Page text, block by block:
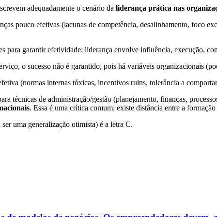
adequadamente o cenário da liderança prática nas
pouco efetivas (lacunas de competência, desalinhamento, foco
para garantir efetividade; liderança envolve influência, execução,
o sucesso não é garantido, pois há variáveis organizacionais
(normas internas tóxicas, incentivos ruins, tolerância a
técnicas de administração/gestão (planejamento, finanças,
. Essa é uma crítica comum: existe distância entre a
uma generalização otimista) é a letra C.